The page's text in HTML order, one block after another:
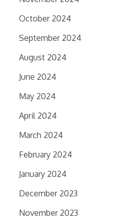
October 2024
September 2024
August 2024
June 2024
May 2024
April 2024
March 2024
February 2024
January 2024
December 2023
November 2023